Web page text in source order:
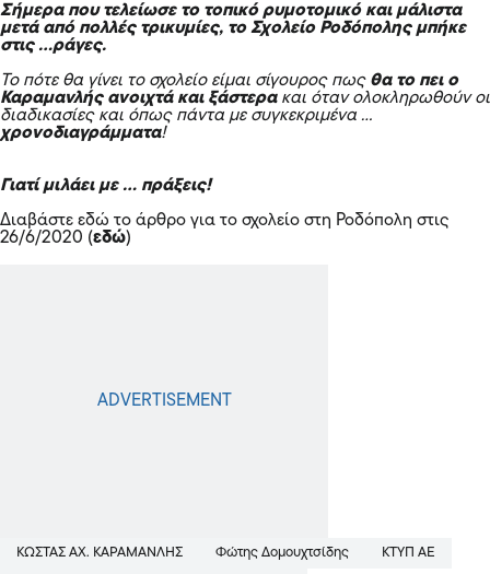
Σήμερα που τελείωσε το τοπικό ρυμοτομικό και μάλιστα
μετά από πολλές τρικυμίες, το Σχολείο Ροδόπολης μπήκε
στις …ράγες.
Το πότε θα γίνει το σχολείο είμαι σίγουρος πως θα το πει ο
Καραμανλής ανοιχτά και ξάστερακαι όταν ολοκληρωθούν οι
διαδικασίες και όπως πάντα με συγκεκριμένα …
χρονοδιαγράμματα!
Γιατί μιλάει με … πράξεις!
Διαβάστε εδώ το άρθρο για το σχολείο στη Ροδόπολη στις
26/6/2020 (εδώ)
ΚΩΣΤΑΣ ΑΧ. ΚΑΡΑΜΑΝΛΗΣ Φώτης Δομουχτσίδης ΚΤΥΠ ΑΕ